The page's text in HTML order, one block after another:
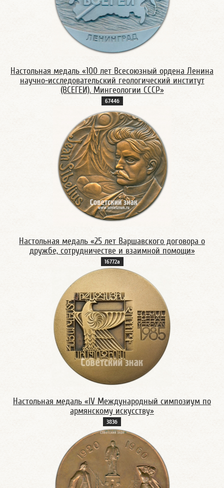
Настольная медаль «100 лет Всесоюзный ордена Ленина
научно-исследовательский геологический институт
(ВСЕГЕИ). Мингеологии СССР»
6744б
Настольная медаль «25 лет Варшавского договора о
дружбе, сотрудничестве и взаимной помощи»
16772а
Настольная медаль «IV Международный симпозиум по
армянскому искусству»
383б